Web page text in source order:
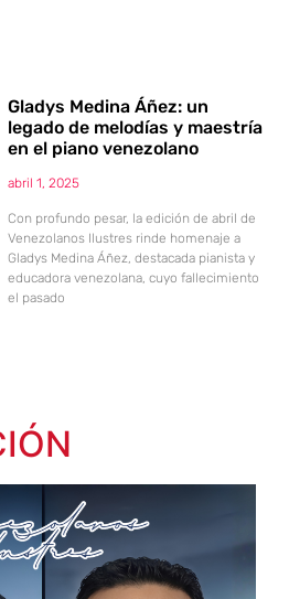
Gladys Medina Áñez: un
legado de melodías y maestría
en el piano venezolano
abril 1, 2025
Con profundo pesar, la edición de abril de
Venezolanos Ilustres rinde homenaje a
Gladys Medina Áñez, destacada pianista y
educadora venezolana, cuyo fallecimiento
el pasado